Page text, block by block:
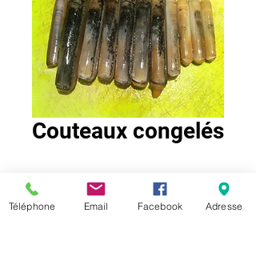
Couteaux congelés
Vendus surgelés par 7, 120 g
Téléphone Email Facebook Adresse